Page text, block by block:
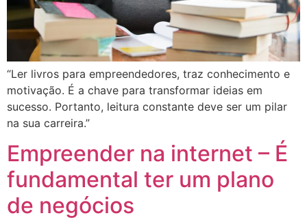
“Ler livros para empreendedores, traz conhecimento e
motivação. É a chave para transformar ideias em
sucesso. Portanto, leitura constante deve ser um pilar
na sua carreira.”
Empreender na internet – É
fundamental ter um plano
de negócios